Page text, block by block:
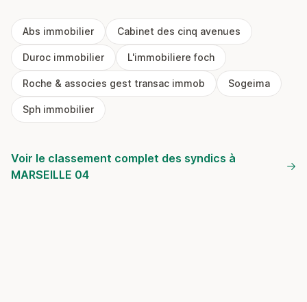
Abs immobilier Cabinet des cinq avenues
Duroc immobilier L'immobiliere foch
Roche & associes gest transac immob Sogeima
Sph immobilier
Voir le classement complet des syndics à
MARSEILLE 04